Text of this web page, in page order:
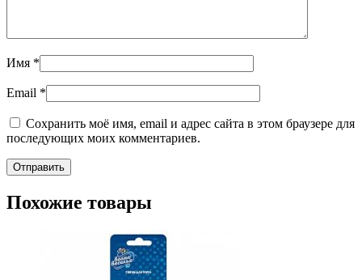
Имя *
Email *
Сохранить моё имя, email и адрес сайта в этом браузере для
последующих моих комментариев.
Похожие товары